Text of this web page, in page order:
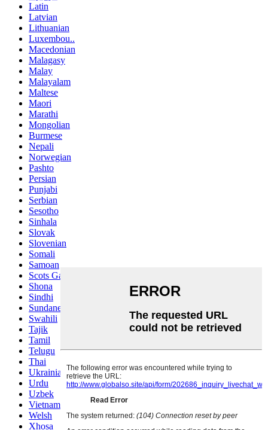
Latin
Latvian
Lithuanian
Luxembou..
Macedonian
Malagasy
Malay
Malayalam
Maltese
Maori
Marathi
Mongolian
Burmese
Nepali
Norwegian
Pashto
Persian
Punjabi
Serbian
Sesotho
Sinhala
Slovak
Slovenian
Somali
Samoan
Scots Gaelic
Shona
Sindhi
Sundanese
Swahili
Tajik
Tamil
Telugu
Thai
Ukrainian
Urdu
Uzbek
Vietnamese
Welsh
Xhosa